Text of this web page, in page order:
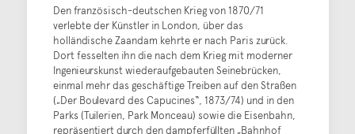
Den französisch-deutschen Krieg von 1870/71
verlebte der Künstler in London, über das
holländische Zaandam kehrte er nach Paris zurück.
Dort fesselten ihn die nach dem Krieg mit moderner
Ingenieurskunst wiederaufgebauten Seinebrücken,
einmal mehr das geschäftige Treiben auf den Straßen
(„Der Boulevard des Capucines“, 1873/74) und in den
Parks (Tuilerien, Park Monceau) sowie die Eisenbahn,
repräsentiert durch den dampferfüllten „Bahnhof